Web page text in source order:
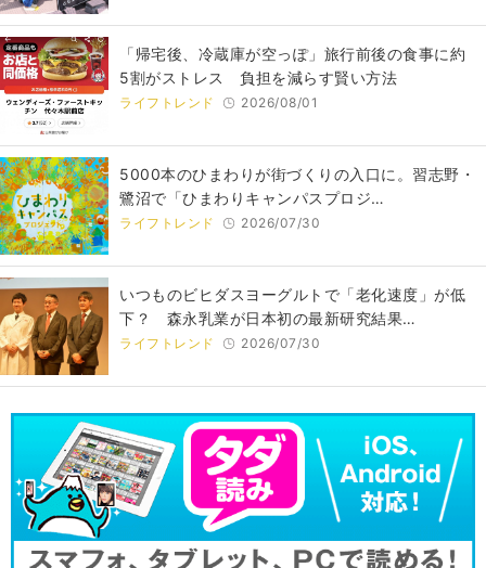
「帰宅後、冷蔵庫が空っぽ」旅行前後の食事に約
5割がストレス 負担を減らす賢い方法
ライフトレンド 2026/08/01
5000本のひまわりが街づくりの入口に。習志野・
鷺沼で「ひまわりキャンパスプロジ…
ライフトレンド 2026/07/30
いつものビヒダスヨーグルトで「老化速度」が低
下？ 森永乳業が日本初の最新研究結果…
ライフトレンド 2026/07/30